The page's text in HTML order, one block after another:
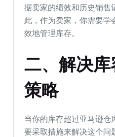
据卖家的绩效和历史销售
此，作为卖家，你需要学
效地管理库存。
二、解决
策略
当你的库存超过亚马逊仓
要采取措施来解决这个问